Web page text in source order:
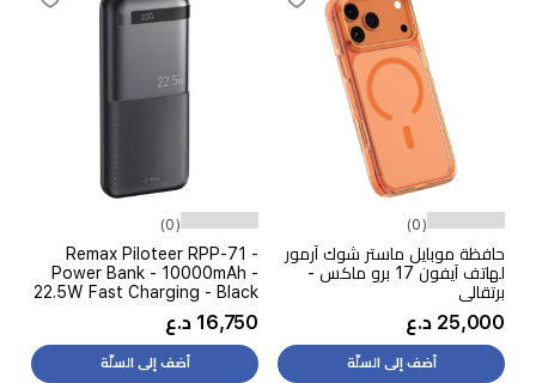
(0)
حافظة موبايل ماستر شوك آرمور
لهاتف آيفون 17 برو ماكس -
برتقالي
25,000 د.ع
أضف إلى السلّة
(0)
Remax Piloteer RPP-71 -
Power Bank - 10000mAh -
22.5W Fast Charging - Black
16,750 د.ع
أضف إلى السلّة